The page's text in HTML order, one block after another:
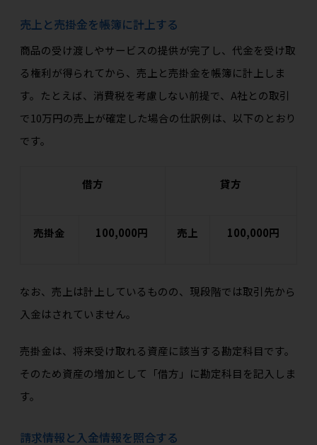
売上と売掛金を帳簿に計上する
商品の受け渡しやサービスの提供が完了し、代金を受け取
る権利が得られてから、売上と売掛金を帳簿に計上しま
す。たとえば、消費税を考慮しない前提で、A社との取引
で10万円の売上が確定した場合の仕訳例は、以下のとおり
です。
借方 貸方
売掛金 100,000円 売上 100,000円
なお、売上は計上しているものの、現段階では取引先から
入金はされていません。
売掛金は、将来受け取れる資産に該当する勘定科目です。
そのため資産の増加として「借方」に勘定科目を記入しま
す。
請求情報と入金情報を照合する